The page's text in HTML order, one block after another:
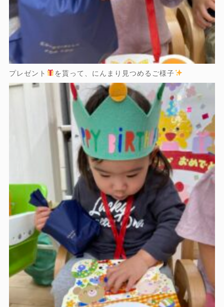
プレゼント を貰って、にんまり見つめるご様子